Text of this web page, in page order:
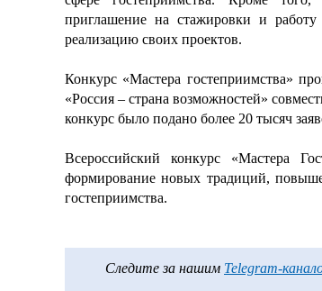
приглашение на стажировки и
реализацию своих проектов.
Конкурс «Мастера гостеприимства»
«Россия – страна возможностей»
конкурс было подано более 20 тысяч
Всероссийский конкурс «Мастера
формирование новых традиций,
гостеприимства.
Следите за нашим Telegram-